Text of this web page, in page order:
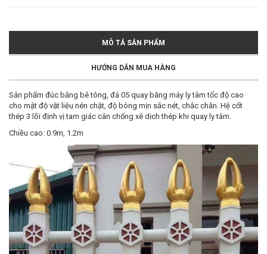
MÔ TẢ SẢN PHẨM
HƯỚNG DẪN MUA HÀNG
Sản phẩm đúc bằng bê tông, đá 05 quay bằng máy ly tâm tốc độ cao
cho mật độ vật liệu nén chặt, độ bóng mịn sắc nét, chắc chắn. Hệ cốt
thép 3 lõi định vị tam giác cân chống xê dịch thép khi quay ly tâm.
Chiều cao: 0.9m, 1.2m